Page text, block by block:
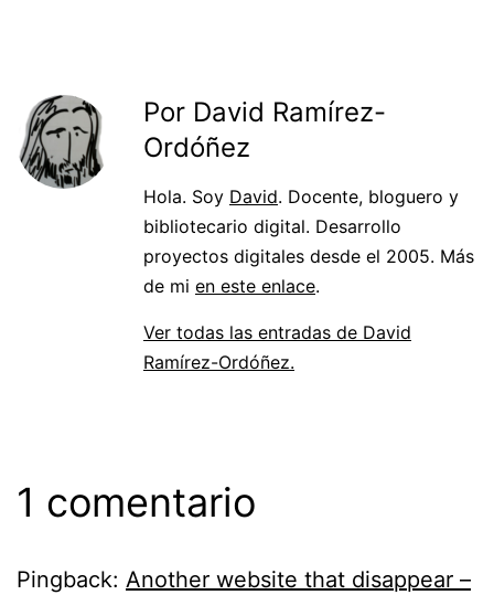
Por David Ramírez-
Ordóñez
Hola. Soy David. Docente, bloguero y
bibliotecario digital. Desarrollo
proyectos digitales desde el 2005. Más
de mi en este enlace.
Ver todas las entradas de David
Ramírez-Ordóñez.
1 comentario
Pingback: Another website that disappear –